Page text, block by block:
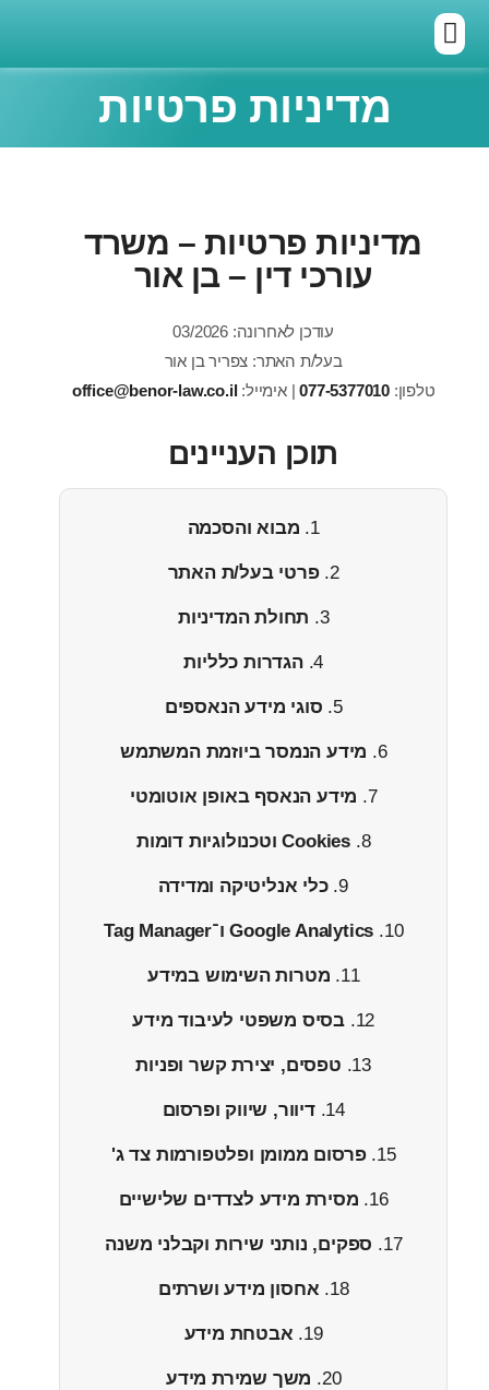
מדיניות פרטיות
פרטיות – משרד
עורכי דין – בן אור
עודכן לאחרונה: 03/2026
בעל/ת האתר: צפריר בן אור
077-5377010 | אימייל:office@benor-law.co.il
תוכן העניינים
מבוא והסכמה
פרטי בעל/ת האתר
תחולת המדיניות
הגדרות כלליות
סוגי מידע הנאספים
מידע הנמסר ביוזמת המשתמש
מידע הנאסף באופן אוטומטי
כלי אנליטיקה ומדידה
Google Analytics ו־Tag Manager
מטרות השימוש במידע
בסיס משפטי לעיבוד מידע
טפסים, יצירת קשר ופניות
דיוור, שיווק ופרסום
פרסום ממומן ופלטפורמות צד ג'
מסירת מידע לצדדים שלישיים
ספקים, נותני שירות וקבלני משנה
אחסון מידע ושרתים
אבטחת מידע
משך שמירת מידע